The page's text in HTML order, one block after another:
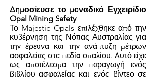
Δημοσίευσε το μοναδικό Εγχειρίδιο
Opal Mining Safety
Το Majestic Opals επιλέχθηκε από την
κυβέρνηση της Νότιας Αυστραλίας για
την έρευνα και την ανάπτυξη μέτρων
ασφαλείας στα πεδία οπαλίου. Αυτό είχε
ως αποτέλεσμα την παραγωγή ενός
βιβλίου ασφαλείας και ενός βίντεο σε